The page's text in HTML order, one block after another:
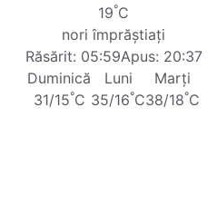
19°C
nori împrăștiați
Răsărit: 05:59Apus: 20:37
Duminică
31/15°C
Luni
35/16°C
Marți
38/18°C